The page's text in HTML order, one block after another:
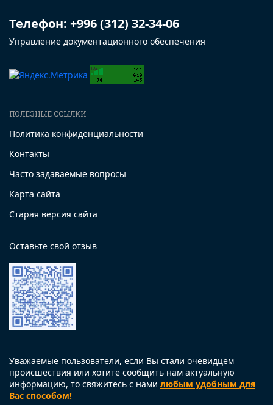
Телефон: +996 (312) 32-34-06
Управление документационного обеспечения
ПОЛЕЗНЫЕ ССЫЛКИ
Политика конфиденциальности
Контакты
Часто задаваемые вопросы
Карта сайта
Старая версия сайта
Оставьте свой отзыв
Уважаемые пользователи, если Вы стали очевидцем
происшествия или хотите сообщить нам актуальную
информацию, то свяжитесь с нами любым удобным для
Вас способом!